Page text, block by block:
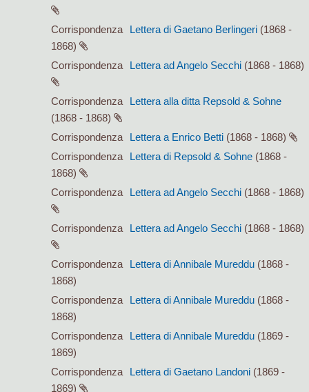
Corrispondenza Lettera di Gaetano Berlingeri (1868 -
1868)
Corrispondenza
Lettera ad Angelo Secchi (1868 - 1868)
Corrispondenza
Lettera alla ditta Repsold & Sohne
(1868 - 1868)
Corrispondenza
Lettera a Enrico Betti (1868 - 1868)
Corrispondenza
Lettera di Repsold & Sohne (1868 -
1868)
Corrispondenza
Lettera ad Angelo Secchi (1868 - 1868)
Corrispondenza Lettera ad Angelo Secchi (1868 - 1868)
Corrispondenza Lettera di Annibale Mureddu (1868 -
1868)
Corrispondenza
Lettera di Annibale Mureddu (1868 -
1868)
Corrispondenza
Lettera di Annibale Mureddu (1869 -
1869)
Corrispondenza
Lettera di Gaetano Landoni (1869 -
1869)